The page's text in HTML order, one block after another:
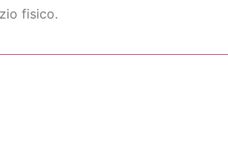
fisico.